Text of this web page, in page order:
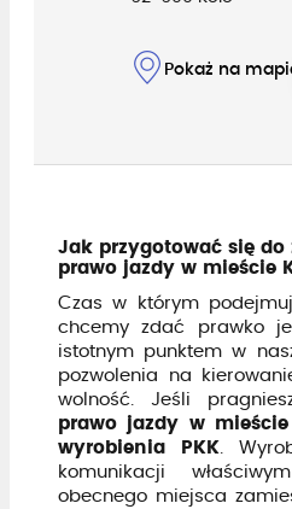
Pokaż na
Jak przygotować się
prawo jazdy w mieście
Czas w którym
chcemy zdać prawko
istotnym punktem w
pozwolenia na
wolność. Jeśli
prawo jazdy w
wyrobienia PKK .
komunikacji
obecnego miejsca